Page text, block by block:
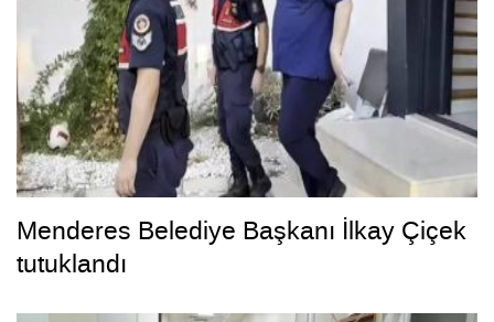
Menderes Belediye Başkanı İlkay Çiçek
tutuklandı